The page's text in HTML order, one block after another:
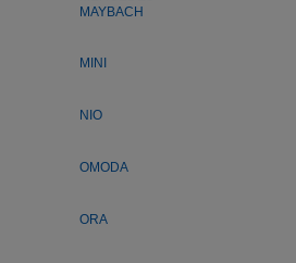
MAYBACH
MINI
NIO
OMODA
ORA